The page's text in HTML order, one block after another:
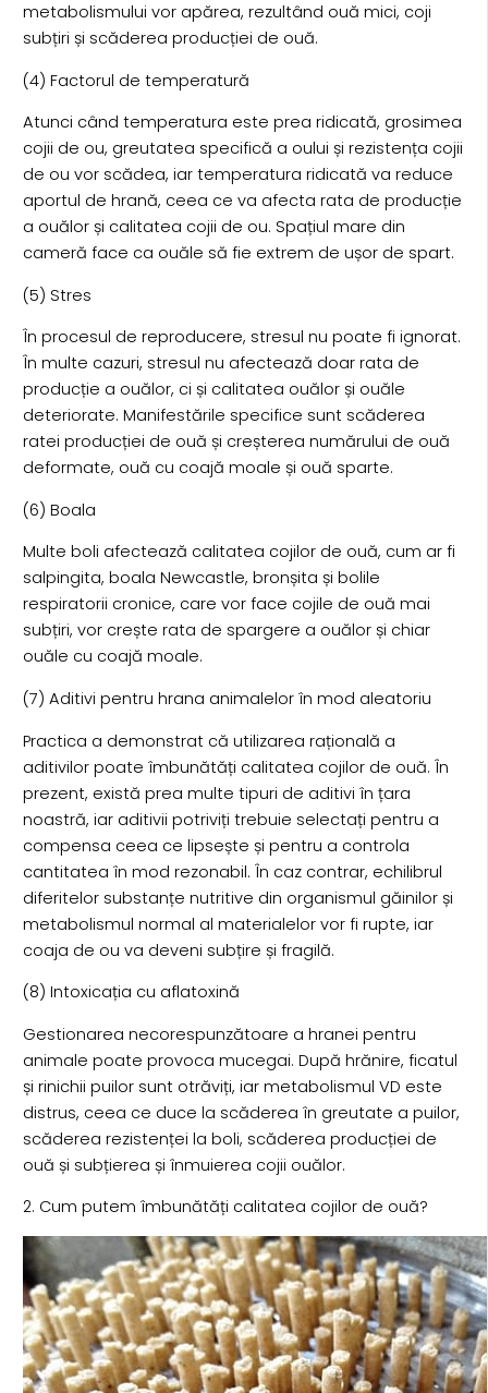
metabolismului vor apărea, rezultând ouă mici, coji
subțiri și scăderea producției de ouă.
(4) Factorul de temperatură
Atunci când temperatura este prea ridicată, grosimea
cojii de ou, greutatea specifică a oului și rezistența cojii
de ou vor scădea, iar temperatura ridicată va reduce
aportul de hrană, ceea ce va afecta rata de producție
a ouălor și calitatea cojii de ou. Spațiul mare din
cameră face ca ouăle să fie extrem de ușor de spart.
(5) Stres
În procesul de reproducere, stresul nu poate fi ignorat.
În multe cazuri, stresul nu afectează doar rata de
producție a ouălor, ci și calitatea ouălor și ouăle
deteriorate. Manifestările specifice sunt scăderea
ratei producției de ouă și creșterea numărului de ouă
deformate, ouă cu coajă moale și ouă sparte.
(6) Boala
Multe boli afectează calitatea cojilor de ouă, cum ar fi
salpingita, boala Newcastle, bronșita și bolile
respiratorii cronice, care vor face cojile de ouă mai
subțiri, vor crește rata de spargere a ouălor și chiar
ouăle cu coajă moale.
(7) Aditivi pentru hrana animalelor în mod aleatoriu
Practica a demonstrat că utilizarea rațională a
aditivilor poate îmbunătăți calitatea cojilor de ouă. În
prezent, există prea multe tipuri de aditivi în țara
noastră, iar aditivii potriviți trebuie selectați pentru a
compensa ceea ce lipsește și pentru a controla
cantitatea în mod rezonabil. În caz contrar, echilibrul
diferitelor substanțe nutritive din organismul găinilor și
metabolismul normal al materialelor vor fi rupte, iar
coaja de ou va deveni subțire și fragilă.
(8) Intoxicația cu aflatoxină
Gestionarea necorespunzătoare a hranei pentru
animale poate provoca mucegai. După hrănire, ficatul
și rinichii puilor sunt otrăviți, iar metabolismul VD este
distrus, ceea ce duce la scăderea în greutate a puilor,
scăderea rezistenței la boli, scăderea producției de
ouă și subțierea și înmuierea cojii ouălor.
2. Cum putem îmbunătăți calitatea cojilor de ouă?